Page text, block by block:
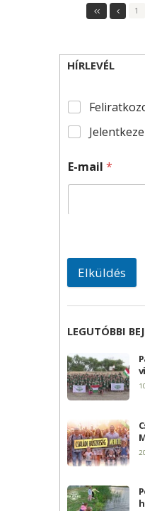
1
HÍRLEVÉL
E-mail *
Elküldés
LEGUTÓBBI